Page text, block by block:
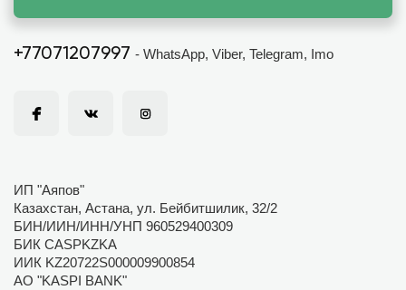
+77071207997 - WhatsApp, Viber, Telegram, Imo
ИП "Аяпов"
Казахстан, Астана, ул. Бейбитшилик, 32/2
БИН/ИИН/ИНН/УНП 960529400309
БИК CASPKZKA
ИИК KZ20722S000009900854
АО "KASPI BANK"